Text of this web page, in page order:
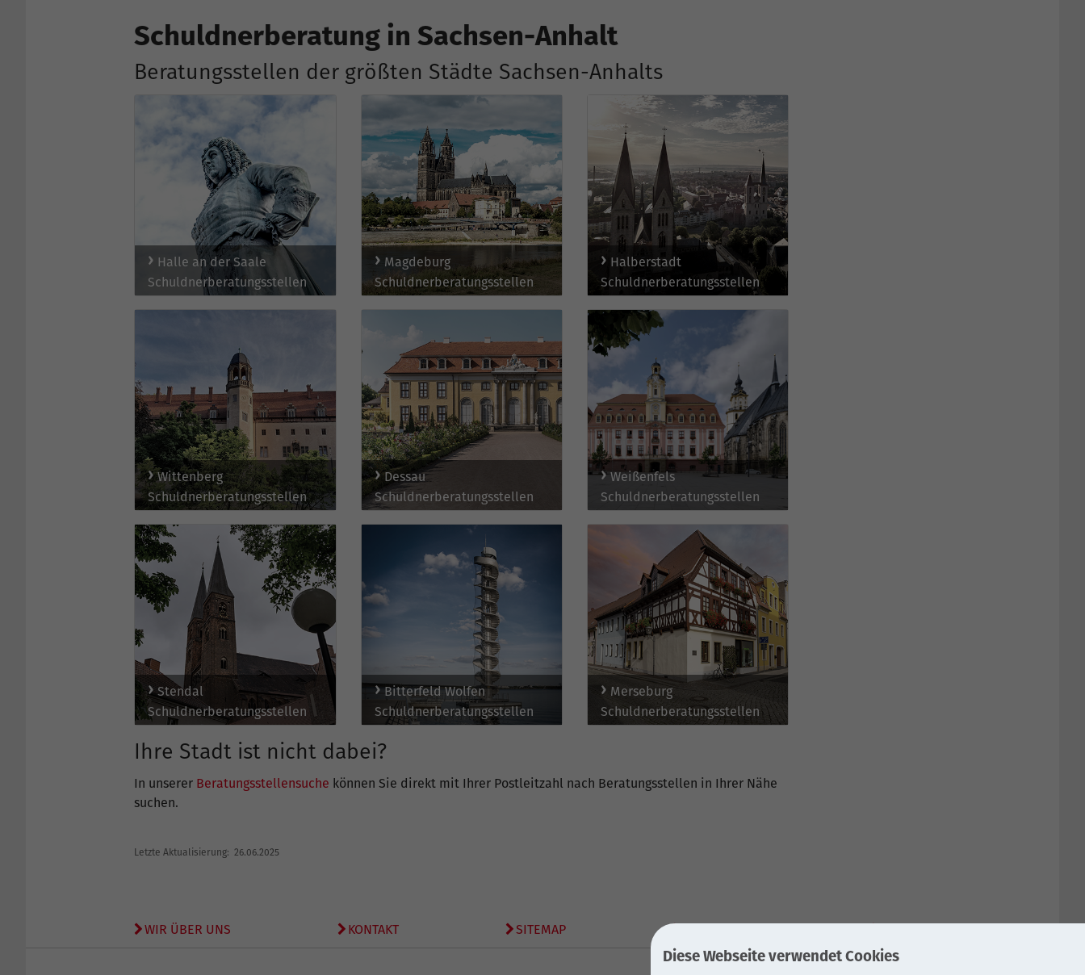
Schuldnerberatung in Sachsen-Anhalt
Beratungsstellen der größten Städte Sachsen-Anhalts
Halle an der Saale
Schuldnerberatungsstellen
Magdeburg
Schuldnerberatungsstellen
Halberstadt
Schuldnerberatungsstellen
Wittenberg
Schuldnerberatungsstellen
Dessau
Schuldnerberatungsstellen
Weißenfels
Schuldnerberatungsstellen
Stendal
Schuldnerberatungsstellen
Bitterfeld Wolfen
Schuldnerberatungsstellen
Merseburg
Schuldnerberatungsstellen
Ihre Stadt ist nicht dabei?
In unserer Beratungsstellensuche können Sie direkt mit Ihrer Postleitzahl nach Beratungsstellen in Ihrer Nähe
suchen.
Letzte Aktualisierung: 26.06.2025
WIR ÜBER UNS KONTAKT SITEMAP
Diese Webseite verwendet Cookies